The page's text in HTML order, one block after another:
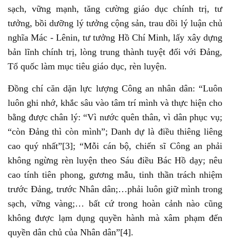
sạch, vững mạnh, tăng cường giáo dục chính trị, tư
tưởng, bồi dưỡng lý tưởng cộng sản, trau dồi lý luận chủ
nghĩa Mác - Lênin, tư tưởng Hồ Chí Minh, lấy xây dựng
bản lĩnh chính trị, lòng trung thành tuyệt đối với Đảng,
Tổ quốc làm mục tiêu giáo dục, rèn luyện.
Đồng chí căn dặn lực lượng Công an nhân dân: “Luôn
luôn ghi nhớ, khắc sâu vào tâm trí mình và thực hiện cho
bằng được chân lý: “Vì nước quên thân, vì dân phục vụ;
“còn Đảng thì còn mình”; Danh dự là điều thiêng liêng
cao quý nhất”[3]; “Mỗi cán bộ, chiến sĩ Công an phải
không ngừng rèn luyện theo Sáu điều Bác Hồ dạy; nêu
cao tính tiên phong, gương mẫu, tinh thần trách nhiệm
trước Đảng, trước Nhân dân;…phải luôn giữ mình trong
sạch, vững vàng;… bất cứ trong hoàn cảnh nào cũng
không được lạm dụng quyền hành mà xâm phạm đến
quyền dân chủ của Nhân dân”[4].